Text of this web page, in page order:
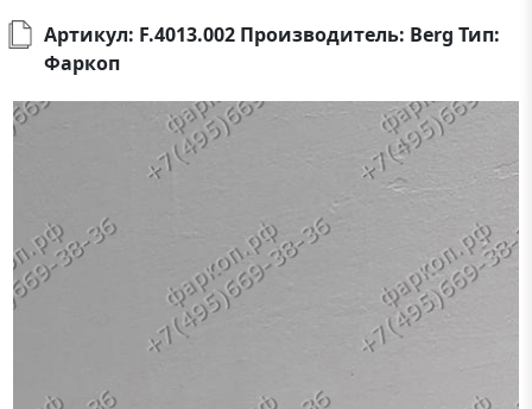
Артикул: F.4013.002 Производитель: Berg Тип:
Фаркоп